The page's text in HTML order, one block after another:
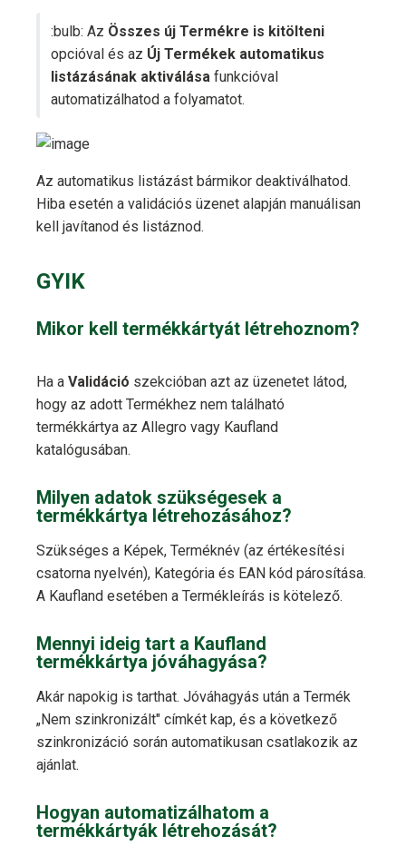
:bulb: Az Összes új Termékre is kitölteni
opcióval és az Új Termékek automatikus
listázásának aktiválása funkcióval
automatizálhatod a folyamatot.
Az automatikus listázást bármikor deaktiválhatod.
Hiba esetén a validációs üzenet alapján manuálisan
kell javítanod és listáznod.
GYIK
Mikor kell termékkártyát létrehoznom?
Ha a Validáció szekcióban azt az üzenetet látod,
hogy az adott Termékhez nem található
termékkártya az Allegro vagy Kaufland
katalógusában.
Milyen adatok szükségesek a
termékkártya létrehozásához?
Szükséges a Képek, Terméknév (az értékesítési
csatorna nyelvén), Kategória és EAN kód párosítása.
A Kaufland esetében a Termékleírás is kötelező.
Mennyi ideig tart a Kaufland
termékkártya jóváhagyása?
Akár napokig is tarthat. Jóváhagyás után a Termék
„Nem szinkronizált" címkét kap, és a következő
szinkronizáció során automatikusan csatlakozik az
ajánlat.
Hogyan automatizálhatom a
termékkártyák létrehozását?